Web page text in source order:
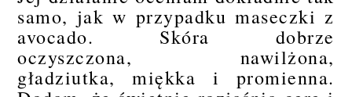
samo, jak w przypadku maseczki z
avocado. Skóra dobrze
oczyszczona, nawilżona,
gładziutka, miękka i promienna.